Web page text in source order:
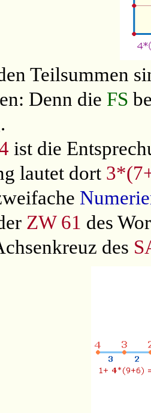
Teilsummen
Denn die FS
ist die
lautet dort
ZW 61 des
des